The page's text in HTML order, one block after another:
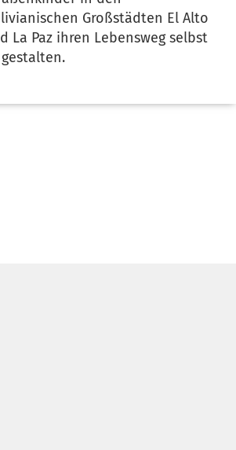
Großstädten El Alto
La Paz ihren Lebensweg selbst